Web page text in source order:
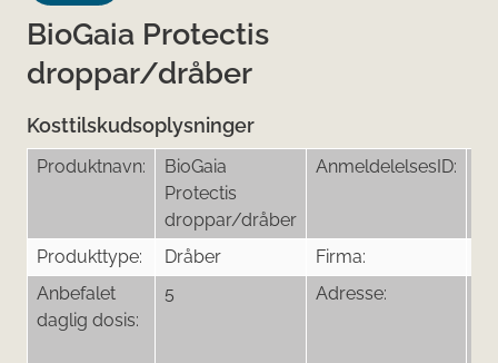
BioGaia Protectis
droppar/dråber
Kosttilskudsoplysninger
Produktnavn:
BioGaia
Protectis
droppar/dråber
AnmeldelelsesID:
Produkttype: Dråber Firma:
Anbefalet
daglig dosis:
5 Adresse: